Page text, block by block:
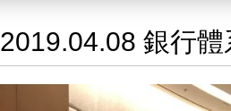
2019.04.08 銀行體